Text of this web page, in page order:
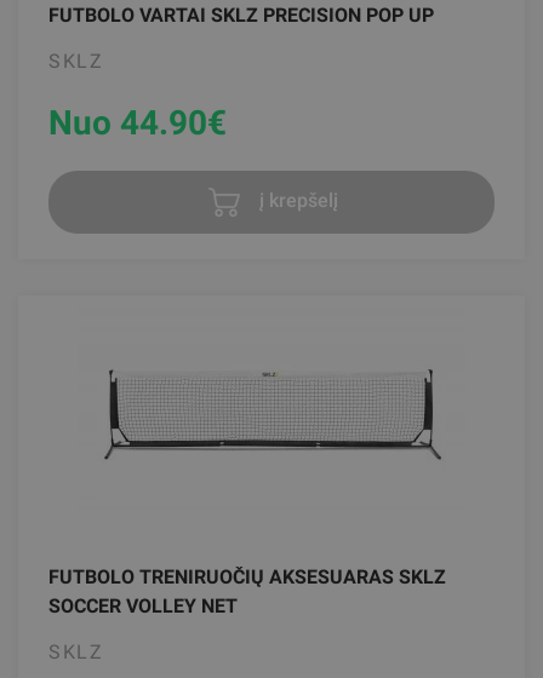
FUTBOLO VARTAI SKLZ PRECISION POP UP
SKLZ
Nuo 44.90€
į krepšelį
FUTBOLO TRENIRUOČIŲ AKSESUARAS SKLZ
SOCCER VOLLEY NET
SKLZ